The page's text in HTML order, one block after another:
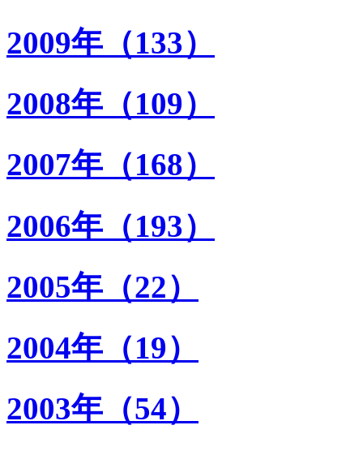
2009年（133）
2008年（109）
2007年（168）
2006年（193）
2005年（22）
2004年（19）
2003年（54）